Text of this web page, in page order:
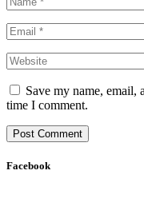
Save my name, email,
time I comment.
Facebook